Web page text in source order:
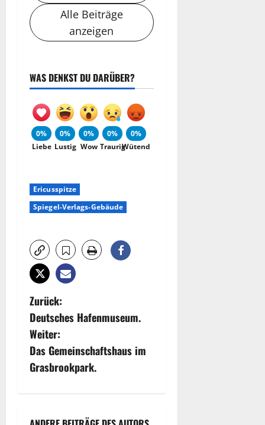
Alle Beiträge
anzeigen
WAS DENKST DU DARÜBER?
0%
Liebe
0%
Lustig
0%
Wow
0%
Traurig
0%
Wütend
Ericusspitze
Spiegel-Verlags-Gebäude
B
e
i
t
Zurück:
Deutsches Hafenmuseum.
Weiter:
Das Gemeinschaftshaus im
Grasbrookpark.